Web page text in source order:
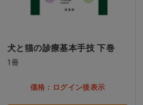
犬と猫の診療基本手技 下巻
1冊
価格：ログイン後表示